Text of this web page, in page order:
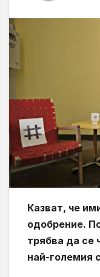
Казват, че
одобрение.
трябва да се
най-големия